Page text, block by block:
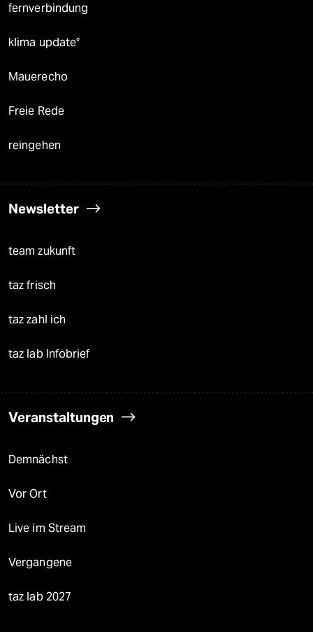
fernverbindung
klima update°
Mauerecho
Freie Rede
reingehen
Newsletter
team zukunft
taz frisch
taz zahl ich
taz lab Infobrief
Veranstaltungen
Demnächst
Vor Ort
Live im Stream
Vergangene
taz lab 2027